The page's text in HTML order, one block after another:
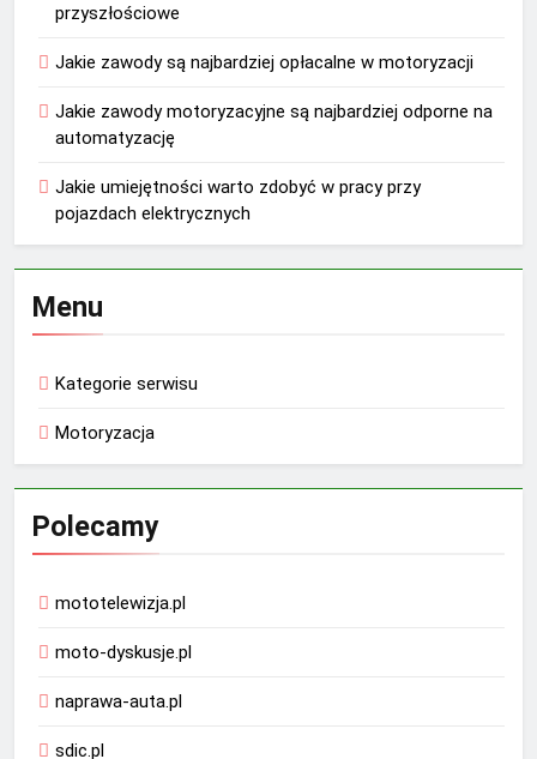
przyszłościowe
Jakie zawody są najbardziej opłacalne w motoryzacji
Jakie zawody motoryzacyjne są najbardziej odporne na
automatyzację
Jakie umiejętności warto zdobyć w pracy przy
pojazdach elektrycznych
Menu
Kategorie serwisu
Motoryzacja
Polecamy
mototelewizja.pl
moto-dyskusje.pl
naprawa-auta.pl
sdic.pl